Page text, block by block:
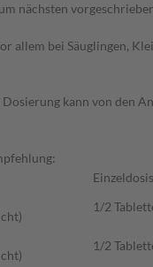
nächsten
allem bei Säuglingen,
kann von den
Einzeldosis
1/2
1/2